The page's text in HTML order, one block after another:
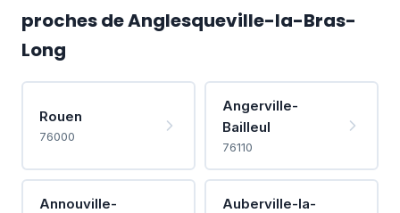
proches de Anglesqueville-la-Bras-
Long
Rouen
76000
Angerville-
Bailleul
76110
Annouville-
Auberville-la-